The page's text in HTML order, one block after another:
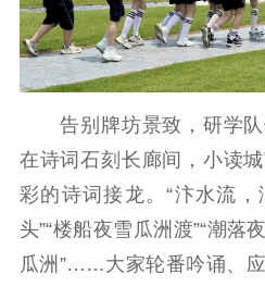
先进
社会
思想政治教育 爱国主
红色资源
用
新闻
精品出版 全民
告别牌坊景致，研学队
在诗词石刻长廊间，小读
彩的诗词接龙。“汴水流
头”“楼船夜雪瓜洲渡”“潮落
瓜洲”……大家轮番吟诵、